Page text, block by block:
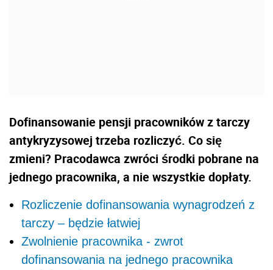
Dofinansowanie pensji pracowników z tarczy
antykryzysowej trzeba rozliczyć. Co się
zmieni? Pracodawca zwróci środki pobrane na
jednego pracownika, a nie wszystkie dopłaty.
Rozliczenie dofinansowania wynagrodzeń z
tarczy – będzie łatwiej
Zwolnienie pracownika - zwrot
dofinansowania na jednego pracownika